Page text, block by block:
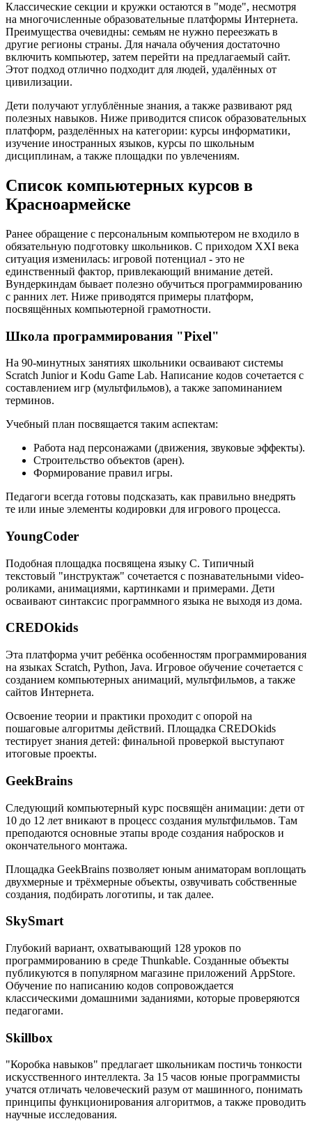
Классические секции и кружки остаются в "моде", несмотря
на многочисленные образовательные платформы Интернета.
Преимущества очевидны: семьям не нужно переезжать в
другие регионы страны. Для начала обучения достаточно
включить компьютер, затем перейти на предлагаемый сайт.
Этот подход отлично подходит для людей, удалённых от
цивилизации.
Дети получают углублённые знания, а также развивают ряд
полезных навыков. Ниже приводится список образовательных
платформ, разделённых на категории: курсы информатики,
изучение иностранных языков, курсы по школьным
дисциплинам, а также площадки по увлечениям.
Список компьютерных курсов в
Красноармейске
Ранее обращение с персональным компьютером не входило в
обязательную подготовку школьников. С приходом XXI века
ситуация изменилась: игровой потенциал - это не
единственный фактор, привлекающий внимание детей.
Вундеркиндам бывает полезно обучиться программированию
с ранних лет. Ниже приводятся примеры платформ,
посвящённых компьютерной грамотности.
Школа программирования "Pixel"
На 90-минутных занятиях школьники осваивают системы
Scratch Junior и Kodu Game Lab. Написание кодов сочетается с
составлением игр (мультфильмов), а также запоминанием
терминов.
Учебный план посвящается таким аспектам:
Работа над персонажами (движения, звуковые эффекты).
Строительство объектов (арен).
Формирование правил игры.
Педагоги всегда готовы подсказать, как правильно внедрять
те или иные элементы кодировки для игрового процесса.
YoungCoder
Подобная площадка посвящена языку C. Типичный
текстовый "инструктаж" сочетается с познавательными video-
роликами, анимациями, картинками и примерами. Дети
осваивают синтаксис программного языка не выходя из дома.
CREDOkids
Эта платформа учит ребёнка особенностям программирования
на языках Scratch, Python, Java. Игровое обучение сочетается с
созданием компьютерных анимаций, мультфильмов, а также
сайтов Интернета.
Освоение теории и практики проходит с опорой на
пошаговые алгоритмы действий. Площадка CREDOkids
тестирует знания детей: финальной проверкой выступают
итоговые проекты.
GeekBrains
Следующий компьютерный курс посвящён анимации: дети от
10 до 12 лет вникают в процесс создания мультфильмов. Там
преподаются основные этапы вроде создания набросков и
окончательного монтажа.
Площадка GeekBrains позволяет юным аниматорам воплощать
двухмерные и трёхмерные объекты, озвучивать собственные
создания, подбирать логотипы, и так далее.
SkySmart
Глубокий вариант, охватывающий 128 уроков по
программированию в среде Thunkable. Созданные объекты
публикуются в популярном магазине приложений AppStore.
Обучение по написанию кодов сопровождается
классическими домашними заданиями, которые проверяются
педагогами.
Skillbox
"Коробка навыков" предлагает школьникам постичь тонкости
искусственного интеллекта. За 15 часов юные программисты
учатся отличать человеческий разум от машинного, понимать
принципы функционирования алгоритмов, а также проводить
научные исследования.